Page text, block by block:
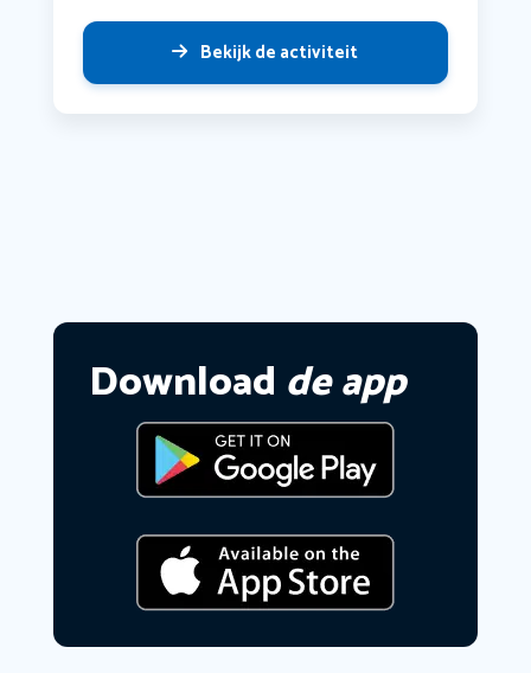
Bekijk de activiteit
Download de app